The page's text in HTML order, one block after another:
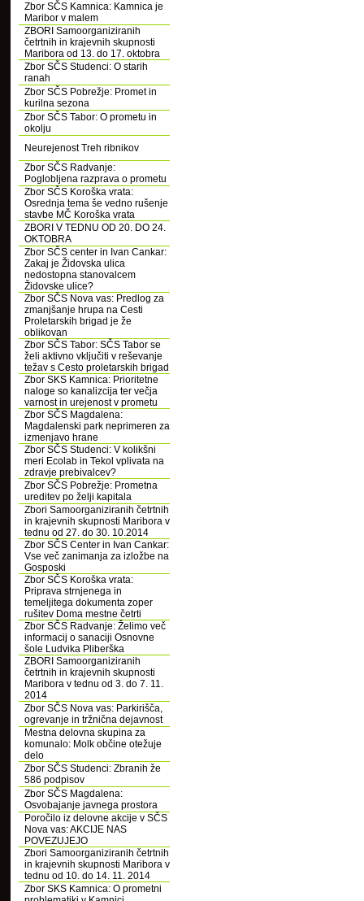
Zbor SČS Kamnica: Kamnica je
Maribor v malem
ZBORI Samoorganiziranih
četrtnih in krajevnih skupnosti
Maribora od 13. do 17. oktobra
Zbor SČS Studenci: O starih
ranah
Zbor SČS Pobrežje: Promet in
kurilna sezona
Zbor SČS Tabor: O prometu in
okolju
Neurejenost Treh ribnikov
Zbor SČS Radvanje:
Poglobljena razprava o prometu
Zbor SČS Koroška vrata:
Osrednja tema še vedno rušenje
stavbe MČ Koroška vrata
ZBORI V TEDNU OD 20. DO 24.
OKTOBRA
Zbor SČS center in Ivan Cankar:
Zakaj je Židovska ulica
nedostopna stanovalcem
Židovske ulice?
Zbor SČS Nova vas: Predlog za
zmanjšanje hrupa na Cesti
Proletarskih brigad je že
oblikovan
Zbor SČS Tabor: SČS Tabor se
želi aktivno vključiti v reševanje
težav s Cesto proletarskih brigad
Zbor SKS Kamnica: Prioritetne
naloge so kanalizcija ter večja
varnost in urejenost v prometu
Zbor SČS Magdalena:
Magdalenski park neprimeren za
izmenjavo hrane
Zbor SČS Studenci: V kolikšni
meri Ecolab in Tekol vplivata na
zdravje prebivalcev?
Zbor SČS Pobrežje: Prometna
ureditev po želji kapitala
Zbori Samoorganiziranih četrtnih
in krajevnih skupnosti Maribora v
tednu od 27. do 30. 10.2014
Zbor SČS Center in Ivan Cankar:
Vse več zanimanja za izložbe na
Gosposki
Zbor SČS Koroška vrata:
Priprava strnjenega in
temeljitega dokumenta zoper
rušitev Doma mestne četrti
Zbor SČS Radvanje: Želimo več
informacij o sanaciji Osnovne
šole Ludvika Pliberška
ZBORI Samoorganiziranih
četrtnih in krajevnih skupnosti
Maribora v tednu od 3. do 7. 11.
2014
Zbor SČS Nova vas: Parkirišča,
ogrevanje in tržnična dejavnost
Mestna delovna skupina za
komunalo: Molk občine otežuje
delo
Zbor SČS Studenci: Zbranih že
586 podpisov
Zbor SČS Magdalena:
Osvobajanje javnega prostora
Poročilo iz delovne akcije v SČS
Nova vas: AKCIJE NAS
POVEZUJEJO
Zbori Samoorganiziranih četrtnih
in krajevnih skupnosti Maribora v
tednu od 10. do 14. 11. 2014
Zbor SKS Kamnica: O prometni